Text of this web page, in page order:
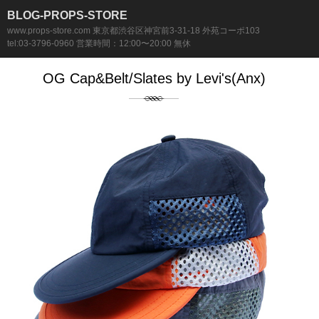
BLOG-PROPS-STORE
www.props-store.com 東京都渋谷区神宮前3-31-18 外苑コーポ103
tel:03-3796-0960 営業時間：12:00〜20:00 無休
OG Cap&Belt/Slates by Levi's(Anx)